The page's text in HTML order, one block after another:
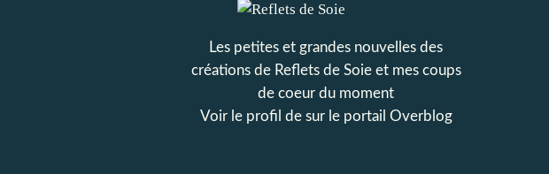
Les petites et grandes nouvelles des
créations de Reflets de Soie et mes coups
de coeur du moment
Voir le profil de sur le portail Overblog